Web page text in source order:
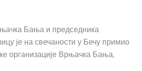
Бања и председника
је на свечаности у Бечу примио
организације Врњачка Бања,